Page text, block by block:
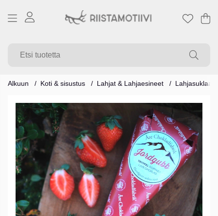
.
Alkuun Koti & sisustus Lahjat & Lahjaesineet Lahjasuklaa